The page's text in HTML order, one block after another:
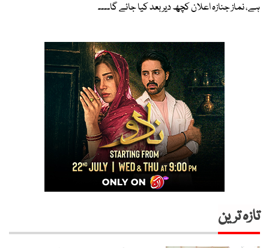
ہے، نماز جنازہ اعلان کچھ دیر بعد کیا جائے گا۔۔۔۔
تازہ ترین